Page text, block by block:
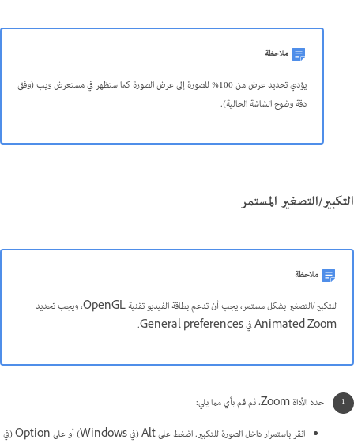
ملاحظة
يؤدي تحديد عرض من 100% للصورة إلى عرض الصورة كما ستظهر في مستعرض ويب (وفق
دقة وضوح الشاشة الحالية).
التكبير/التصغير المستمر
ملاحظة
للتكبير/التصغير بشكل مستمر، يجب أن تدعم بطاقة الفيديو تقنية OpenGL، ويجب تحديد
Animated Zoom في General preferences.
حدد الأداة Zoom، ثم قم بأي مما يلي:
انقر باستمرار داخل الصورة للتكبير. اضغط على Alt (في Windows) أو على Option (في